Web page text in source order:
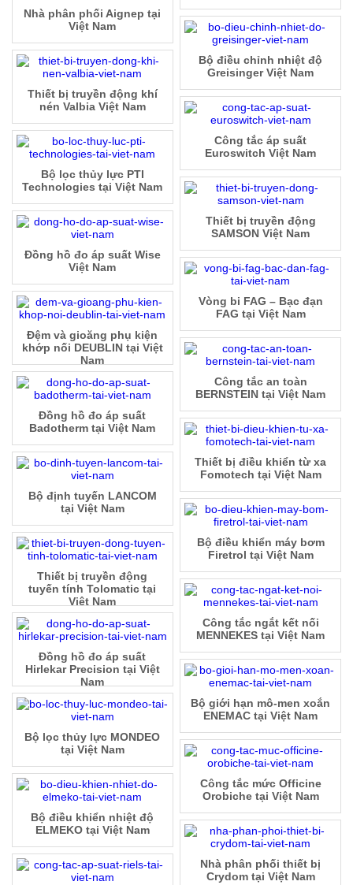
Nhà phân phối Aignep tại
Việt Nam
Bộ điều chỉnh nhiệt độ
Greisinger Việt Nam
Thiết bị truyền động khí
nén Valbia Việt Nam
Công tắc áp suất
Euroswitch Việt Nam
Bộ lọc thủy lực PTI
Technologies tại Việt Nam
Thiết bị truyền động
SAMSON Việt Nam
Đồng hồ đo áp suất Wise
Việt Nam
Vòng bi FAG – Bạc đạn
FAG tại Việt Nam
Đệm và gioăng phụ kiện
khớp nối DEUBLIN tại Việt
Nam
Công tắc an toàn
BERNSTEIN tại Việt Nam
Đồng hồ đo áp suất
Badotherm tại Việt Nam
Thiết bị điều khiển từ xa
Fomotech tại Việt Nam
Bộ định tuyến LANCOM
tại Việt Nam
Bộ điều khiển máy bơm
Firetrol tại Việt Nam
Thiết bị truyền động
tuyến tính Tolomatic tại
Việt Nam
Công tắc ngắt kết nối
MENNEKES tại Việt Nam
Đồng hồ đo áp suất
Hirlekar Precision tại Việt
Nam
Bộ giới hạn mô-men xoắn
ENEMAC tại Việt Nam
Bộ lọc thủy lực MONDEO
tại Việt Nam
Công tắc mức Officine
Orobiche tại Việt Nam
Bộ điều khiển nhiệt độ
ELMEKO tại Việt Nam
Nhà phân phối thiết bị
Crydom tại Việt Nam